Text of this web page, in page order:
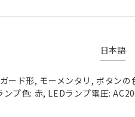
日本語
ド形, モーメンタリ, ボタンの
プ色: 赤, LEDランプ電圧: